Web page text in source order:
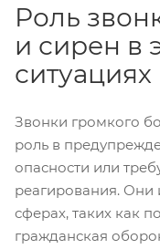
Роль
и сирен в
ситуациях
Звонки громкого
роль в
опасности или
реагирования. Они
сферах, таких как
гражданская